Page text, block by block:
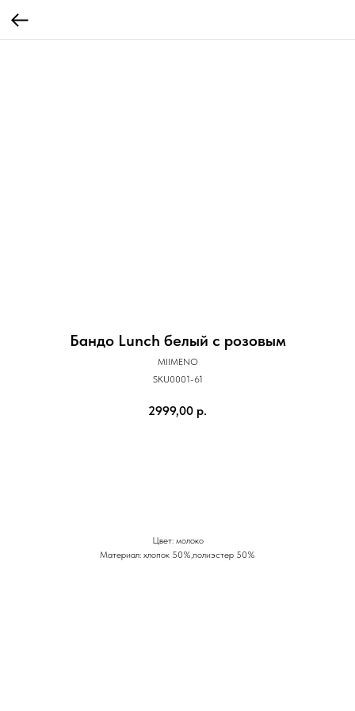
Бандо Lunch белый с розовым
MIIMENO
SKU0001-61
2999,00 р.
Цвет: молоко
Материал: хлопок 50%,полиэстер 50%